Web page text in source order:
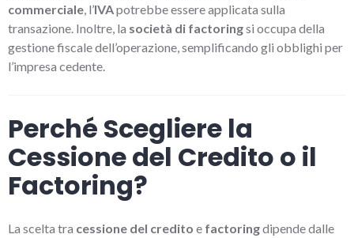
commerciale, l’IVApotrebbe essere applicata sulla
transazione. Inoltre, la società di factoringsi occupa della
gestione fiscale dell’operazione, semplificando gli obblighi per
l’impresa cedente.
Perché Scegliere la
Cessione del Credito o il
Factoring?
La scelta tra cessione del credito e factoringdipende dalle